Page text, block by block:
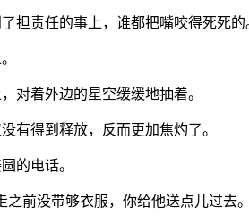
担责任的事上，谁都把嘴咬得死死的
对着外边的星空缓缓地抽着。
有得到释放，反而更加焦灼了。
的电话。
前没带够衣服，你给他送点儿过去。